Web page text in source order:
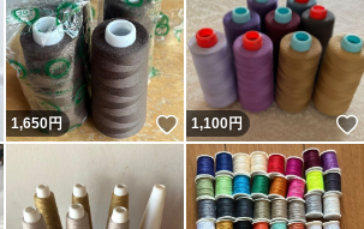
いいね！
1,650円 いいね！
1,100円